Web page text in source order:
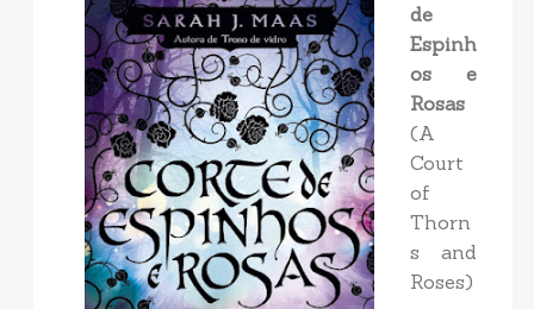
de
Espinh
os e
Rosas
(A
Court
of
Thorn
s and
Roses)